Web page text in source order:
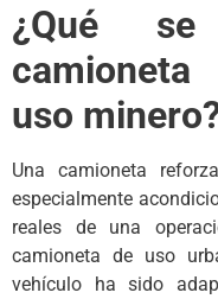
¿Qué
uso
Una camioneta
especialmente
reales de una
camioneta de uso
vehículo ha sido